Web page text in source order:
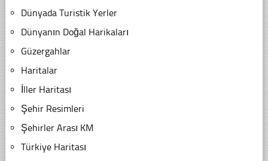
Dünyada Turistik Yerler
Dünyanın Doğal Harikaları
Güzergahlar
Haritalar
İller Haritası
Şehir Resimleri
Şehirler Arası KM
Türkiye Haritası